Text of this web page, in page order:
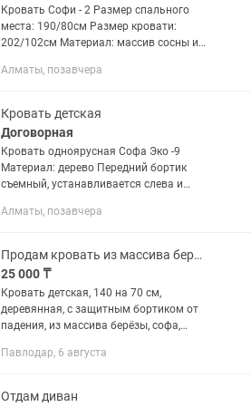
Кровать Софи - 2 Размер спального
места: 190/80см Размер кровати:
202/102см Материал: массив сосны и
стенки кровати - реечные Днище
Алматы, позавчера
Кровать детская
Договорная
Кровать одноярусная Софа Эко -9
Материал: дерево Передний бортик
съемный, устанавливается слева и
кровати: реечные. Днище кровати:
Алматы, позавчера
Продам кровать из массива березы 140 на 70 см
25 000 ₸
Кровать детская, 140 на 70 см,
деревянная, с защитным бортиком от
падения, из массива берёзы, софа,
Состояние хорошее
Павлодар, 6 августа
Отдам диван